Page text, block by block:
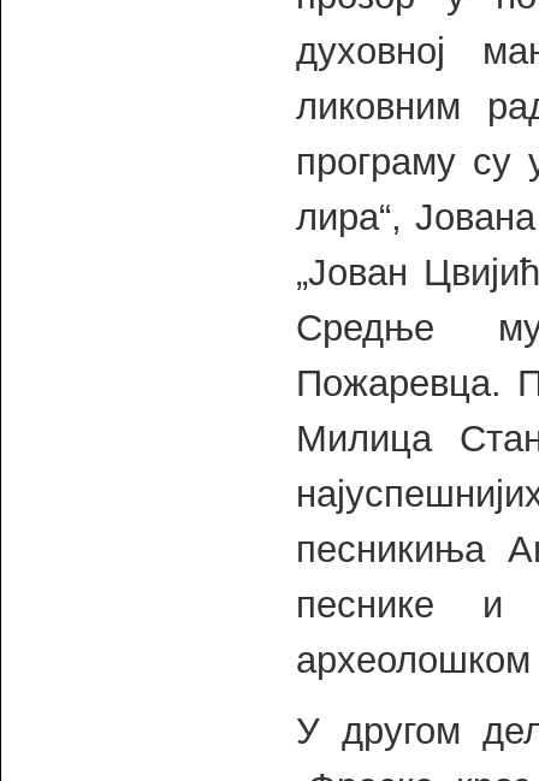
духовној
ликовним
програму су
лира“,
„Јован
Средње
Пожаревца.
Милица
песникиња
песнике и
археолошком
У другом